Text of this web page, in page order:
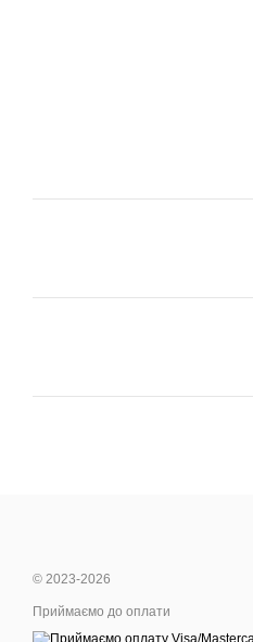
© 2023-2026
Приймаємо до оплати